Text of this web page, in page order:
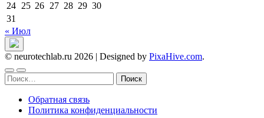
24 25 26 27 28 29 30
31
« Июл
© neurotechlab.ru 2026 | Designed by PixaHive.com.
Найти:
Обратная связь
Политика конфиденциальности